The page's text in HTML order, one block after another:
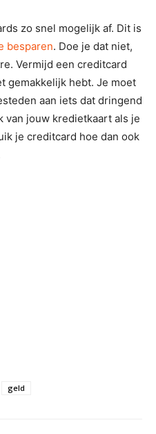
zo snel mogelijk af. Dit is
besparen. Doe je dat niet,
Vermijd een creditcard
gemakkelijk hebt. Je moet
aan iets dat dringend
van jouw kredietkaart als je
je creditcard hoe dan ook
geld